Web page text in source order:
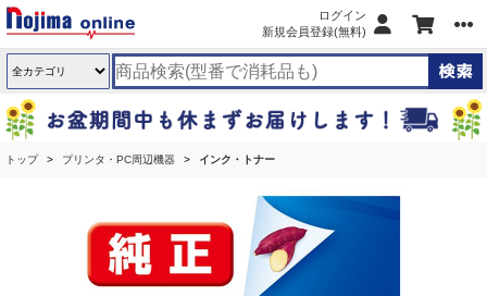
ログイン
新規会員登録(無料)
トップ プリンタ・PC周辺機器 インク・トナー